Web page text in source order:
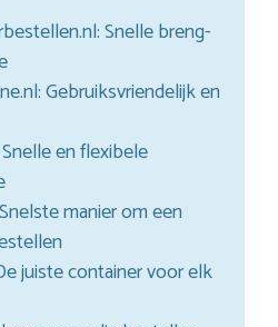
Snelle breng-
Gebruiksvriendelijk en
en flexibele
manier om een
juiste container voor elk